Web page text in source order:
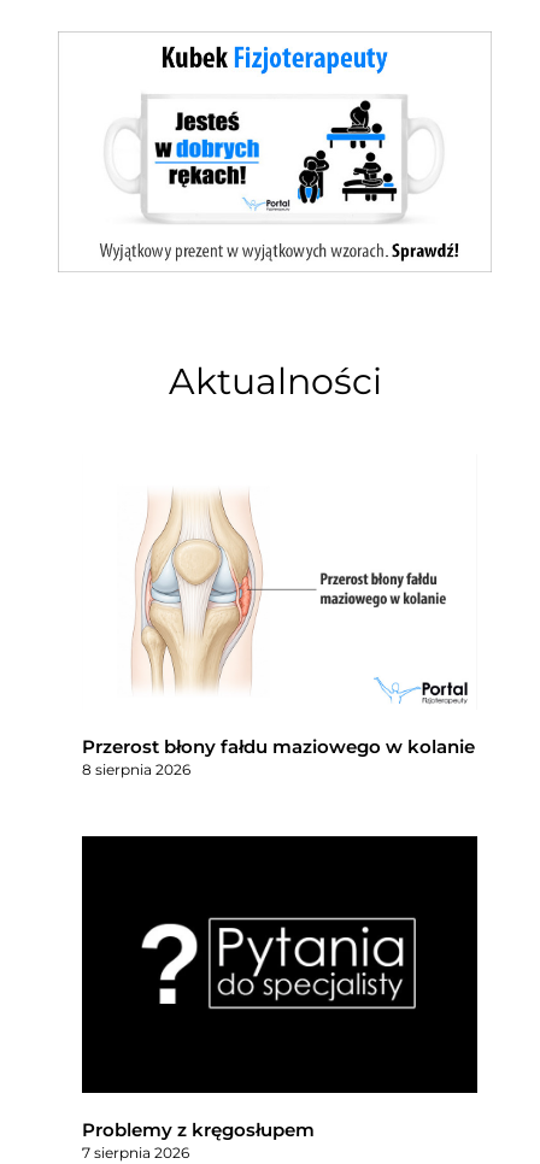
Aktualności
Przerost błony fałdu maziowego w kolanie
8 sierpnia 2026
Problemy z kręgosłupem
7 sierpnia 2026